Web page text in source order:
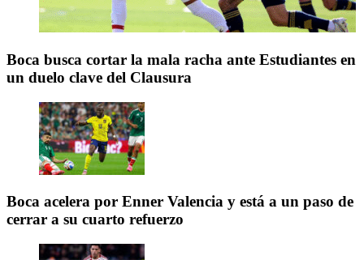
Boca busca cortar la mala racha ante Estudiantes en
un duelo clave del Clausura
Boca acelera por Enner Valencia y está a un paso de
cerrar a su cuarto refuerzo